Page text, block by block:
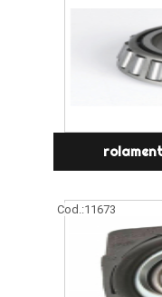
Cod.:11673